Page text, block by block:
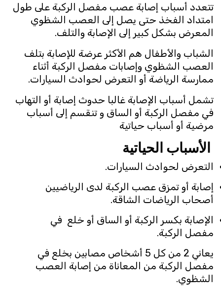
تتعدد أسباب إصابة عصب مفصل الركبة على طول
امتداد الفخذ حتى يصل إلى العصب الشظوي
المعرض بشكل كبير إلى الإصابة والتلف.
الشباب والأطفال هم الأكثر عرضة للإصابة بتلف
العصب الشظوي وإصابات مفصل الركبة أثناء
ممارسة الرياضة أو التعرض لحوادث السيارات.
تشمل أسباب الإصابة غالبا حدوث إصابة أو التهاب
في مفصل الركبة أو الساق و تنقسم إلى أسباب
مرضية أو أسباب حياتية
الأسباب الحياتية
التعرض لحوادث السيارات.
إصابة أو تمزق عصب الركبة لدى الرياضيين
أصحاب الرياضات الشاقة.
الإصابة بكسر الركبة أو الساق أو خلع في
مفصل الركبة.
يعاني 2 من كل 5 أشخاص مصابين بخلع في
مفصل الركبة من المعاناة من إصابة العصب
الشظوي.